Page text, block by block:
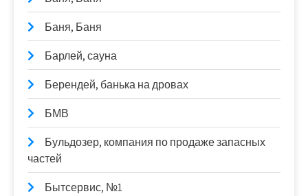
Баня, Баня
Барлей, сауна
Берендей, банька на дровах
БМВ
Бульдозер, компания по продаже запасных
частей
Бытсервис, №1